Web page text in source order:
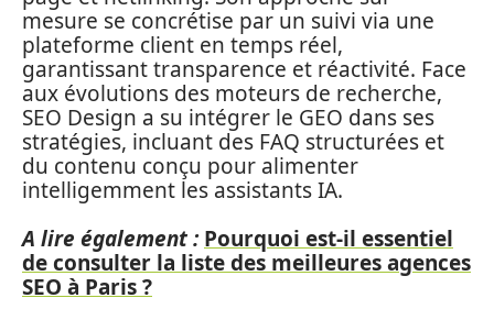
mesure se concrétise par un suivi via une
plateforme client en temps réel,
garantissant transparence et réactivité. Face
aux évolutions des moteurs de recherche,
SEO Design a su intégrer le GEO dans ses
stratégies, incluant des FAQ structurées et
du contenu conçu pour alimenter
intelligemment les assistants IA.
A lire également : Pourquoi est-il essentiel
de consulter la liste des meilleures agences
SEO à Paris ?